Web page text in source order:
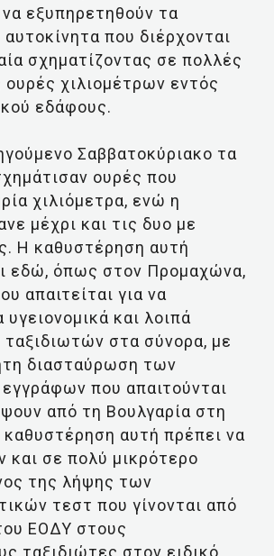
εξυπηρετηθούν τα
που διέρχονται
σχηματίζοντας σε πολλές
χιλιομέτρων εντός
εδάφους.
Σαββατοκύριακο τα
ουρές που
χιλιόμετρα, ενώ η
μέχρι και τις δυο με
Η καθυστέρηση αυτή
εδώ, όπως στον Προμαχώνα,
απαιτείται για να
και λοιπά
στα σύνορα, με
διασταύρωση των
που απαιτούνται
από τη Βουλγαρία στη
αυτή πρέπει να
και σε πολύ μικρότερο
της λήψης των
τεστ που γίνονται από
ΕΟΔΥ στους
ταξιδιώτες στον ειδικό